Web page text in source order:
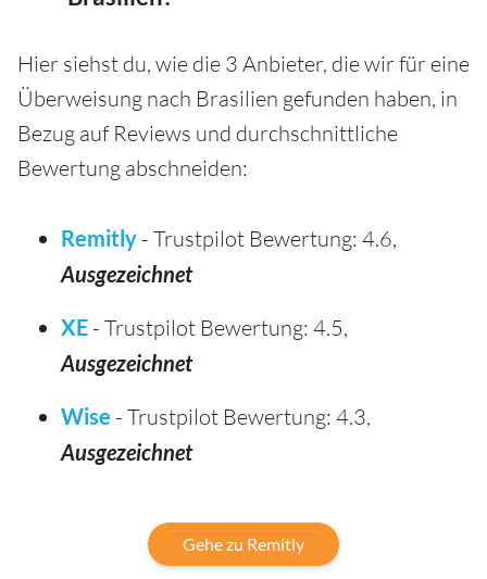
Hier siehst du, wie die 3 Anbieter, die wir für eine
Überweisung nach Brasilien gefunden haben, in
Bezug auf Reviews und durchschnittliche
Bewertung abschneiden:
Remitly - Trustpilot Bewertung: 4.6,
Ausgezeichnet
XE - Trustpilot Bewertung: 4.5,
Ausgezeichnet
Wise - Trustpilot Bewertung: 4.3,
Ausgezeichnet
Gehe zu Remitly